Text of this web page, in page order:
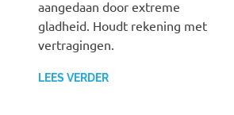
aangedaan door extreme
gladheid. Houdt rekening met
vertragingen.
LEES VERDER